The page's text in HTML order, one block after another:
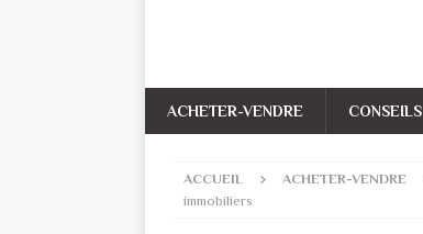
ACHETER-VENDRE CONSEILS
ACCUEIL ACHETER-VENDRE
immobiliers